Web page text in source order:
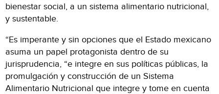
bienestar social, a un sistema alimentario nutricional,
y sustentable.
“Es imperante y sin opciones que el Estado mexicano
asuma un papel protagonista dentro de su
jurisprudencia, “e integre en sus políticas públicas, la
promulgación y construcción de un Sistema
Alimentario Nutricional que integre y tome en cuenta